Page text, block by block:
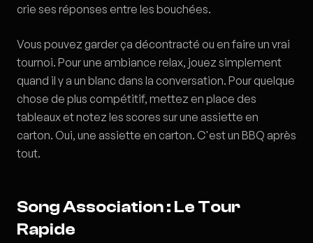
crie ses réponses entre les bouchées.
Vous pouvez garder ça décontracté ou en faire un vrai
tournoi. Pour une ambiance relax, jouez simplement
quand il y a un blanc dans la conversation. Pour quelque
chose de plus compétitif, mettez en place des
tableaux et notez les scores sur une assiette en
carton. Oui, une assiette en carton. C'est un BBQ après
tout.
Song Association : Le Tour
Rapide